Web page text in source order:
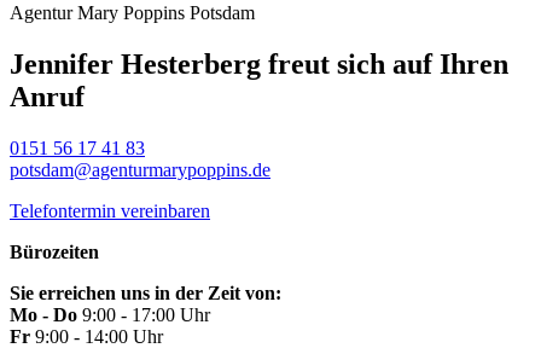
Agentur Mary Poppins Potsdam
Jennifer Hesterberg freut sich auf Ihren
Anruf
0151 56 17 41 83
potsdam@agenturmarypoppins.de
Telefontermin vereinbaren
Bürozeiten
Sie erreichen uns in der Zeit von:
Mo - Do 9:00 - 17:00 Uhr
Fr 9:00 - 14:00 Uhr